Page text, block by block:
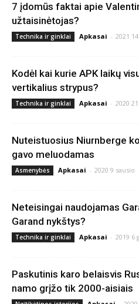
7 įdomūs faktai apie
užtaisinėtojas?
Technika ir ginklai Apkasai - 2021
Kodėl kai kurie APK laikų
vertikalius strypus?
Technika ir ginklai Apkasai - 2020
Nuteistuosius Niurnberge
gavo meluodamas
Asmenybės Apkasai - 2020 9 sausio
Neteisingai naudojamas
Garand nykštys?
Technika ir ginklai Apkasai - 2019 6
Paskutinis karo belaisvis
namo grįžo tik 2000-aisiais